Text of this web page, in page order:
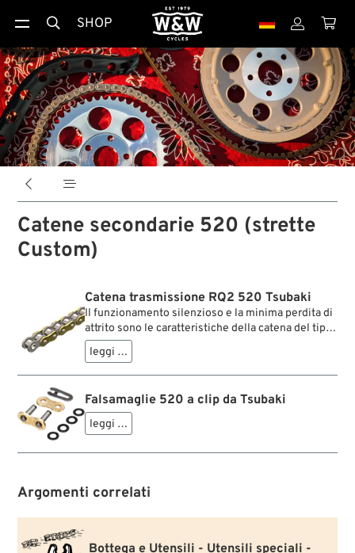
 SHOP  
 
Catene secondarie 520 (strette
Custom)
Catena trasmissione RQ2 520 Tsubaki
Il funzionamento silenzioso e la minima perdita di
attrito sono le caratteristiche della catena del tipo
Alpha, il cui lubrificante è trattenuto nei rulli da
guarnizioni a X. Ideale per moto ad alte prestazioni
con coppia elevata.
stretta con maglie esterne colore oro per le
conversioni della ruota posteriore che lasciano
poco spazio alla catena.
leggi …
Falsamaglie 520 a clip da Tsubaki
leggi …
Argomenti correlati
Bottega e Utensili - Utensili speciali -